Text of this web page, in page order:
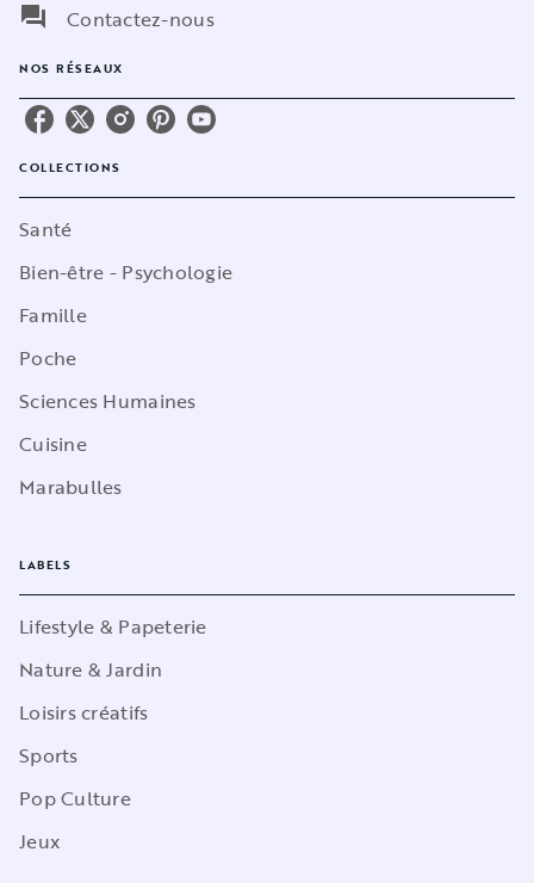
question_answer
Contactez-nous
NOS RÉSEAUX
COLLECTIONS
Santé
Bien-être - Psychologie
Famille
Poche
Sciences Humaines
Cuisine
Marabulles
LABELS
Lifestyle & Papeterie
Nature & Jardin
Loisirs créatifs
Sports
Pop Culture
Jeux